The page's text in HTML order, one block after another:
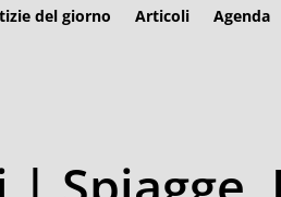
del giorno Articoli Agenda